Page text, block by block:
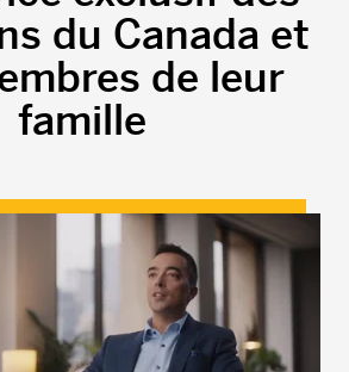
du Canada et
de leur
famille